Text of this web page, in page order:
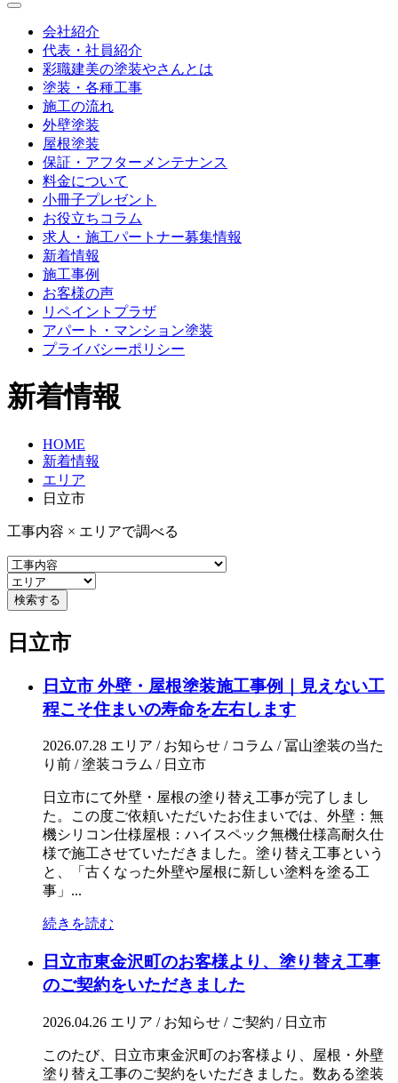
会社紹介
代表・社員紹介
彩職建美の塗装やさんとは
塗装・各種工事
施工の流れ
外壁塗装
屋根塗装
保証・アフターメンテナンス
料金について
小冊子プレゼント
お役立ちコラム
求人・施工パートナー募集情報
新着情報
施工事例
お客様の声
リペイントプラザ
アパート・マンション塗装
プライバシーポリシー
新着情報
HOME
新着情報
エリア
日立市
工事内容 × エリアで調べる
日立市
日立市 外壁・屋根塗装施工事例｜見えない工
程こそ住まいの寿命を左右します
2026.07.28 エリア / お知らせ / コラム / 冨山塗装の当た
り前 / 塗装コラム / 日立市
日立市にて外壁・屋根の塗り替え工事が完了しまし
た。この度ご依頼いただいたお住まいでは、外壁：無
機シリコン仕様屋根：ハイスペック無機仕様高耐久仕
様で施工させていただきました。塗り替え工事という
と、「古くなった外壁や屋根に新しい塗料を塗る工
事」...
続きを読む
日立市東金沢町のお客様より、塗り替え工事
のご契約をいただきました
2026.04.26 エリア / お知らせ / ご契約 / 日立市
このたび、日立市東金沢町のお客様より、屋根・外壁
塗り替え工事のご契約をいただきました。数ある塗装